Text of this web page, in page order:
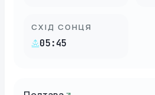
СХІД СОНЦЯ
05:45